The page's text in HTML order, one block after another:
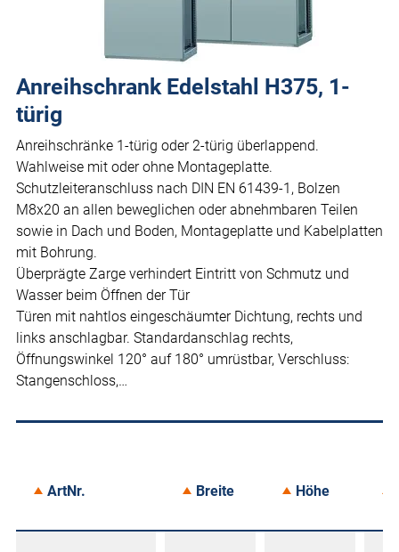
Anreihschrank Edelstahl H375, 1-
türig
Anreihschränke 1-türig oder 2-türig überlappend.
Wahlweise mit oder ohne Montageplatte.
Schutzleiteranschluss nach DIN EN 61439-1, Bolzen
M8x20 an allen beweglichen oder abnehmbaren Teilen
sowie in Dach und Boden, Montageplatte und Kabelplatten
mit Bohrung.
Überprägte Zarge verhindert Eintritt von Schmutz und
Wasser beim Öffnen der Tür
Türen mit nahtlos eingeschäumter Dichtung, rechts und
links anschlagbar. Standardanschlag rechts,
Öffnungswinkel 120° auf 180° umrüstbar, Verschluss:
Stangenschloss,…
ArtNr. Breite Höhe